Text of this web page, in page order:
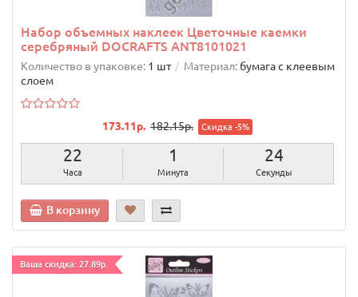
Набор объемных наклеек Цветочные каемки
серебряный DOCRAFTS ANT8101021
Количество в упаковке: 1 шт Материал: бумага с клеевым
слоем
173.11р. 182.15р. Скидка -5%
22
Часа
1
Минута
23
Секунды
В корзину
Ваша скидка: 27.89р.